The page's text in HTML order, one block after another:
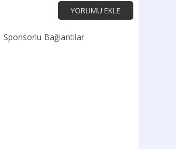
Sponsorlu Bağlantılar